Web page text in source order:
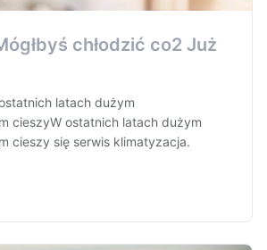
chłodzić co2 Już
latach dużym
cieszyW ostatnich latach dużym
cieszy się serwis klimatyzacja.